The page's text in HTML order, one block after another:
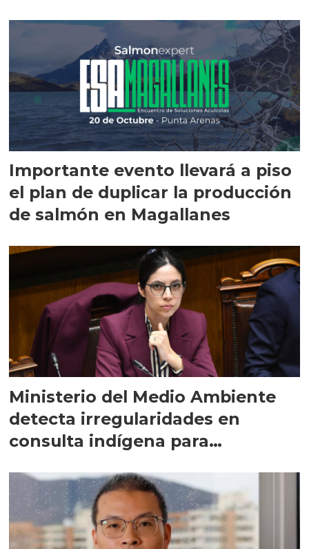
Importante evento llevará a piso
el plan de duplicar la producción
de salmón en Magallanes
Ministerio del Medio Ambiente
detecta irregularidades en
consulta indígena para